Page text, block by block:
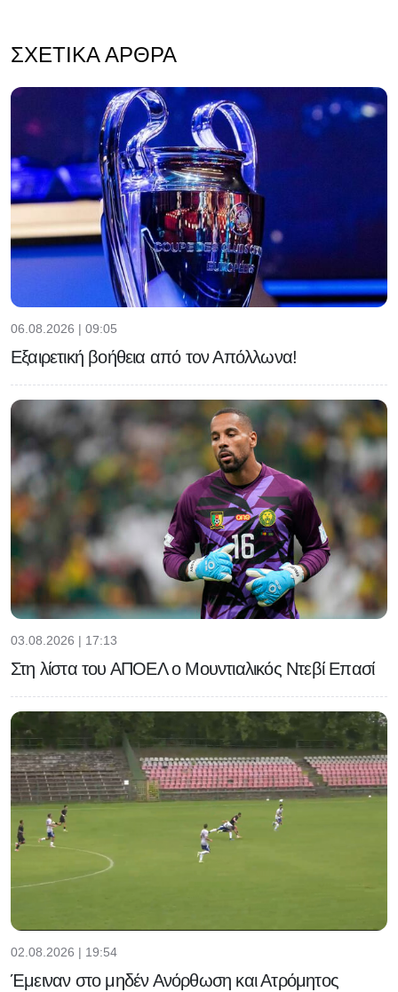
ΣΧΕΤΙΚΆ ΆΡΘΡΑ
06.08.2026 | 09:05
Εξαιρετική βοήθεια από τον Απόλλωνα!
03.08.2026 | 17:13
Στη λίστα του ΑΠΟΕΛ ο Μουντιαλικός Ντεβί Επασί
02.08.2026 | 19:54
Έμειναν στο μηδέν Ανόρθωση και Ατρόμητος